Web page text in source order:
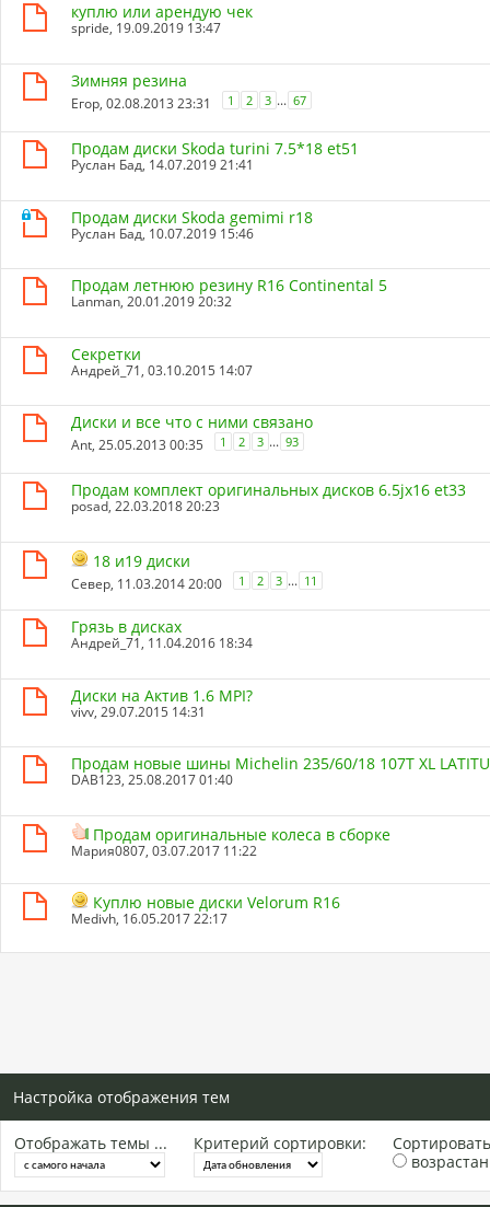
куплю или арендую чек
spride, 19.09.2019 13:47
Зимняя резина
Егор, 02.08.2013 23:31 1 2 3 ... 67
Продам диски Skoda turini 7.5*18 et51
Руслан Бад, 14.07.2019 21:41
Продам диски Skoda gemimi r18
Руслан Бад, 10.07.2019 15:46
Продам летнюю резину R16 Continental 5
Lanman, 20.01.2019 20:32
Секретки
Андрей_71, 03.10.2015 14:07
Диски и все что с ними связано
Ant, 25.05.2013 00:35 1 2 3 ... 93
Продам комплект оригинальных дисков 6.5jх16 et33
posad, 22.03.2018 20:23
18 и19 диски
Север, 11.03.2014 20:00 1 2 3 ... 11
Грязь в дисках
Андрей_71, 11.04.2016 18:34
Диски на Актив 1.6 MPI?
vivv, 29.07.2015 14:31
Продам новые шины Michelin 235/60/18 107T XL
DAB123, 25.08.2017 01:40
Продам оригинальные колеса в сборке
Мария0807, 03.07.2017 11:22
Куплю новые диски Velorum R16
Medivh, 16.05.2017 22:17
Настройка отображения тем
Отображать темы ... Критерий сортировки: